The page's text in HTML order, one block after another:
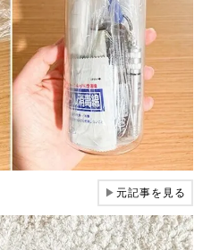
▶元記事を見る